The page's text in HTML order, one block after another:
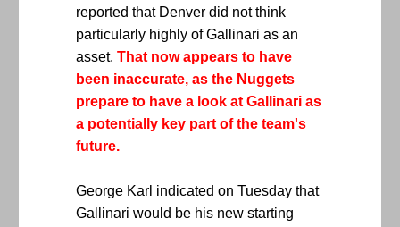
reported that Denver did not think
particularly highly of Gallinari as an
asset. That now appears to have
been inaccurate, as the Nuggets
prepare to have a look at Gallinari as
a potentially key part of the team's
future.
George Karl indicated on Tuesday that
Gallinari would be his new starting